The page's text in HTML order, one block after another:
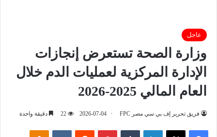
عاجل
وزارة الصحة تستعرض إنجازات
الإدارة المركزية لعمليات الدم خلال
العام المالي 2025-2026
فريق تحرير إف بي سي مصر FPC 2026-07-04
22 دقيقة واحدة
فيسبوك ‫X لينكدإن بينتيريست